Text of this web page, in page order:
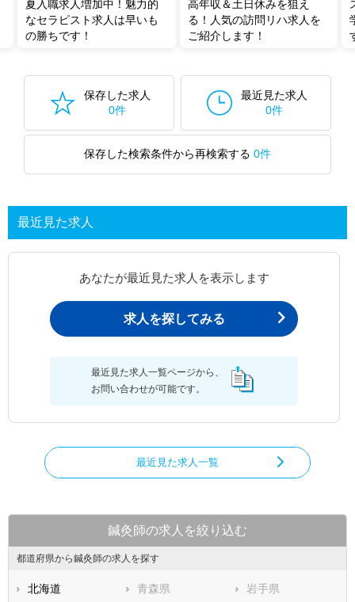
夏入職求人増加中！魅力的
なセラピスト求人は早いも
の勝ちです！
高年収＆土日休みを狙え
る！人気の訪問リハ求人を
ご紹介します！
保存した求人
0件
最近見た求人
0件
保存した検索条件から再検索する 0件
最近見た求人
あなたが最近見た求人を表示します
求人を探してみる
最近見た求人一覧ページから、
お問い合わせが可能です。
最近見た求人一覧
鍼灸師の求人を絞り込む
都道府県から鍼灸師の求人を探す
北海道 青森県
岩手県